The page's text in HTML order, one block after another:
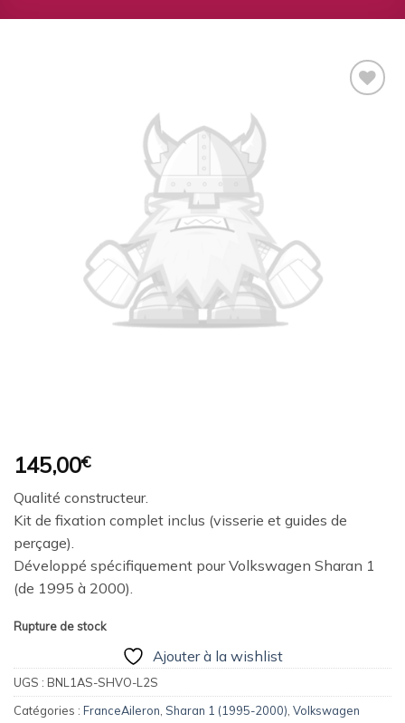
145,00€
Qualité constructeur.
Kit de fixation complet inclus (visserie et guides de
perçage).
Développé spécifiquement pour Volkswagen Sharan 1
(de 1995 à 2000).
Rupture de stock
Ajouter à la wishlist
UGS : BNL1AS-SHVO-L2S
Catégories : FranceAileron Sharan 1 (1995-2000) Volkswagen